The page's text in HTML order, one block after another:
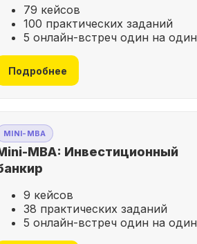
79 кейсов
100 практических заданий
5 онлайн-встреч один на один
Подробнее
MINI-MBA
MBA: Инвестиционный
9 кейсов
38 практических заданий
5 онлайн-встреч один на один